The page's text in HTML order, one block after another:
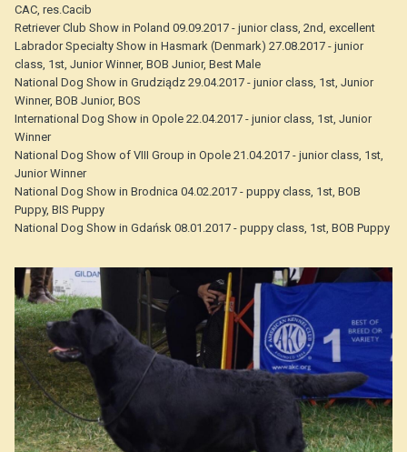
CAC, res.Cacib
Retriever Club Show in Poland 09.09.2017 - junior class, 2nd, excellent
Labrador Specialty Show in Hasmark (Denmark) 27.08.2017 - junior
class, 1st, Junior Winner, BOB Junior, Best Male
National Dog Show in Grudziądz 29.04.2017 - junior class, 1st, Junior
Winner, BOB Junior, BOS
International Dog Show in Opole 22.04.2017 - junior class, 1st, Junior
Winner
National Dog Show of VIII Group in Opole 21.04.2017 - junior class, 1st,
Junior Winner
National Dog Show in Brodnica 04.02.2017 - puppy class, 1st, BOB
Puppy, BIS Puppy
National Dog Show in Gdańsk 08.01.2017 - puppy class, 1st, BOB Puppy